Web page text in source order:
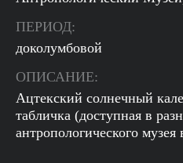
ПЕРИОД:
доколумбовой
ОПИСАНИЕ:
Ацтекский солнечный
табличка (доступная в
антропологического